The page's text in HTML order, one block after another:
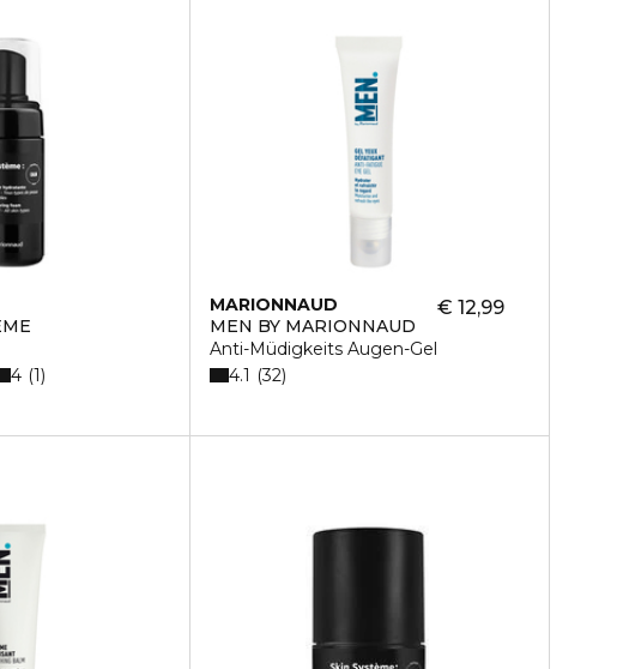
4 1
MARIONNAUD
MEN BY MARIONNAUD
Anti-Müdigkeits Augen-Gel
€ 12,99
4.1 32